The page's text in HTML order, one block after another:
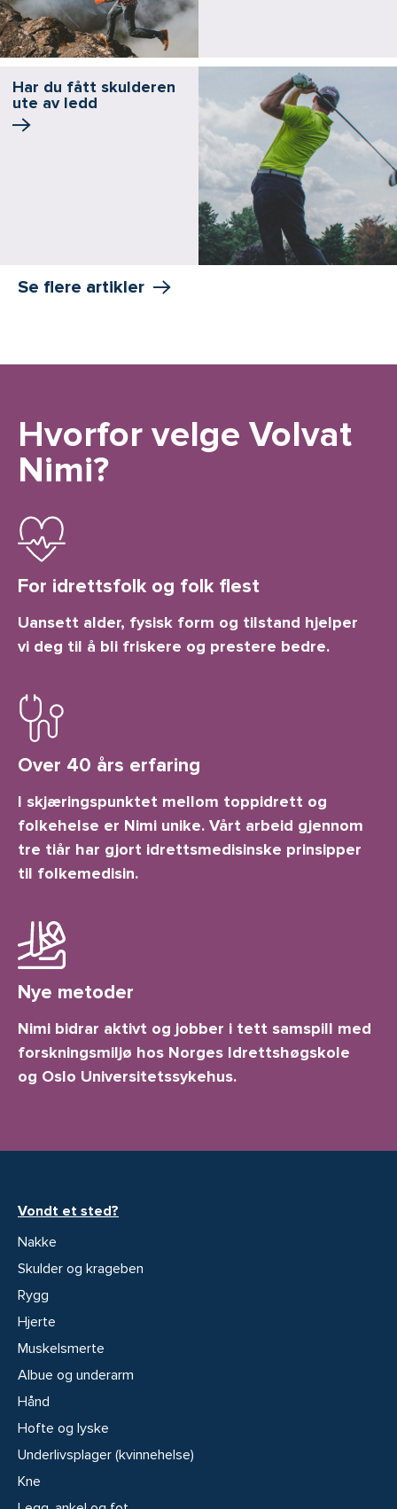
Har du fått skulderen
ute av ledd
Se flere artikler
Hvorfor velge Volvat
Nimi?
For idrettsfolk og folk flest
Uansett alder, fysisk form og tilstand hjelper
vi deg til å bli friskere og prestere bedre.
Over 40 års erfaring
I skjæringspunktet mellom toppidrett og
folkehelse er Nimi unike. Vårt arbeid gjennom
tre tiår har gjort idrettsmedisinske prinsipper
til folkemedisin.
Nye metoder
Nimi bidrar aktivt og jobber i tett samspill med
forskningsmiljø hos Norges Idrettshøgskole
og Oslo Universitetssykehus.
Vondt et sted?
Nakke
Skulder og krageben
Rygg
Hjerte
Muskelsmerte
Albue og underarm
Hånd
Hofte og lyske
Underlivsplager (kvinnehelse)
Kne